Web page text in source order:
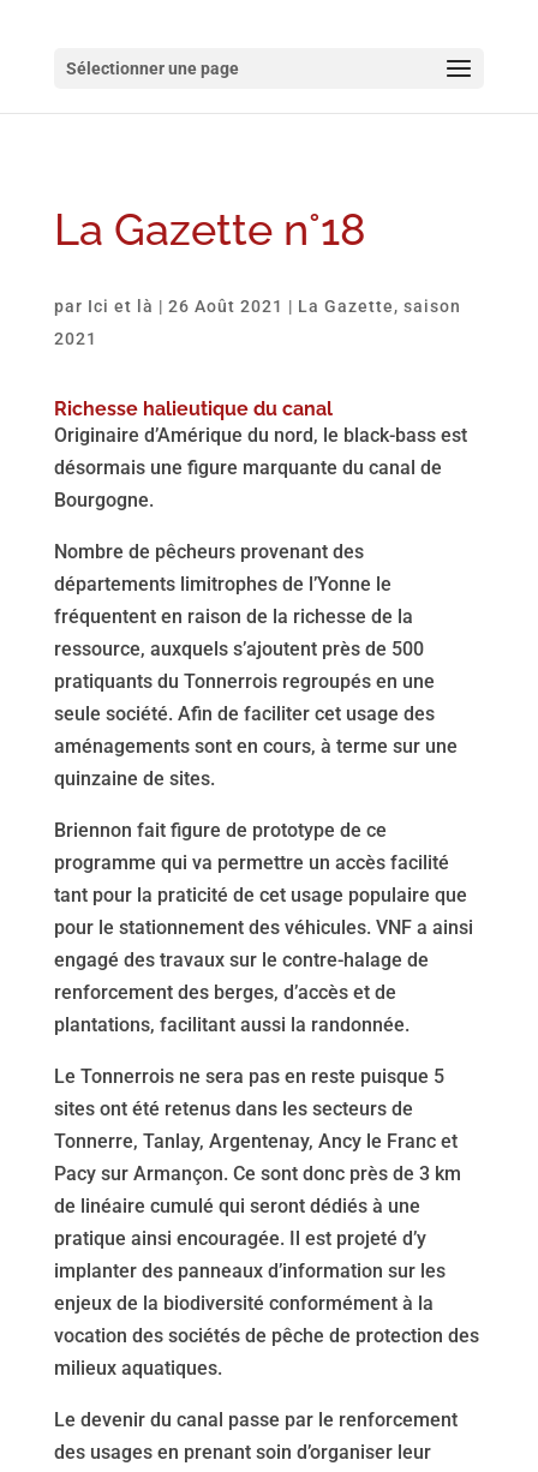
Sélectionner une page
La Gazette n°18
par Ici et là | 26 Août 2021 | La Gazette, saison
2021
Richesse halieutique du canal
Originaire d’Amérique du nord, le black-bass est
désormais une figure marquante du canal de
Bourgogne.
Nombre de pêcheurs provenant des
départements limitrophes de l’Yonne le
fréquentent en raison de la richesse de la
ressource, auxquels s’ajoutent près de 500
pratiquants du Tonnerrois regroupés en une
seule société. Afin de faciliter cet usage des
aménagements sont en cours, à terme sur une
quinzaine de sites.
Briennon fait figure de prototype de ce
programme qui va permettre un accès facilité
tant pour la praticité de cet usage populaire que
pour le stationnement des véhicules. VNF a ainsi
engagé des travaux sur le contre-halage de
renforcement des berges, d’accès et de
plantations, facilitant aussi la randonnée.
Le Tonnerrois ne sera pas en reste puisque 5
sites ont été retenus dans les secteurs de
Tonnerre, Tanlay, Argentenay, Ancy le Franc et
Pacy sur Armançon. Ce sont donc près de 3 km
de linéaire cumulé qui seront dédiés à une
pratique ainsi encouragée. Il est projeté d’y
implanter des panneaux d’information sur les
enjeux de la biodiversité conformément à la
vocation des sociétés de pêche de protection des
milieux aquatiques.
Le devenir du canal passe par le renforcement
des usages en prenant soin d’organiser leur